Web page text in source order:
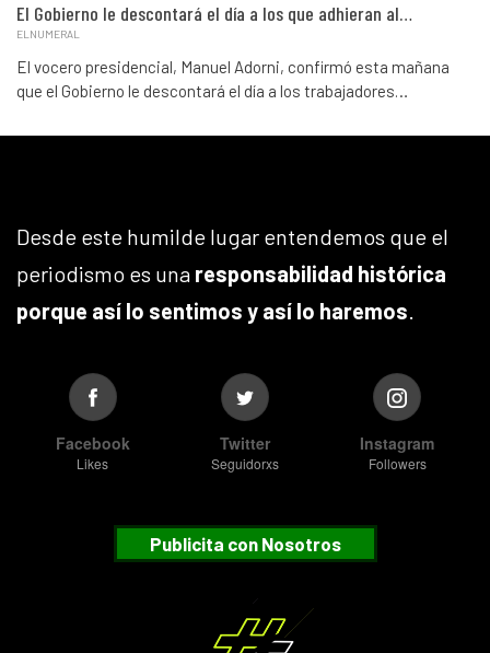
El Gobierno le descontará el día a los que adhieran al…
ELNUMERAL
El vocero presidencial, Manuel Adorni, confirmó esta mañana
que el Gobierno le descontará el día a los trabajadores…
Desde este humilde lugar entendemos que el
periodismo es una responsabilidad histórica
porque así lo sentimos y así lo haremos.
Facebook
Likes
Twitter
Seguidorxs
Instagram
Followers
Publicita con Nosotros